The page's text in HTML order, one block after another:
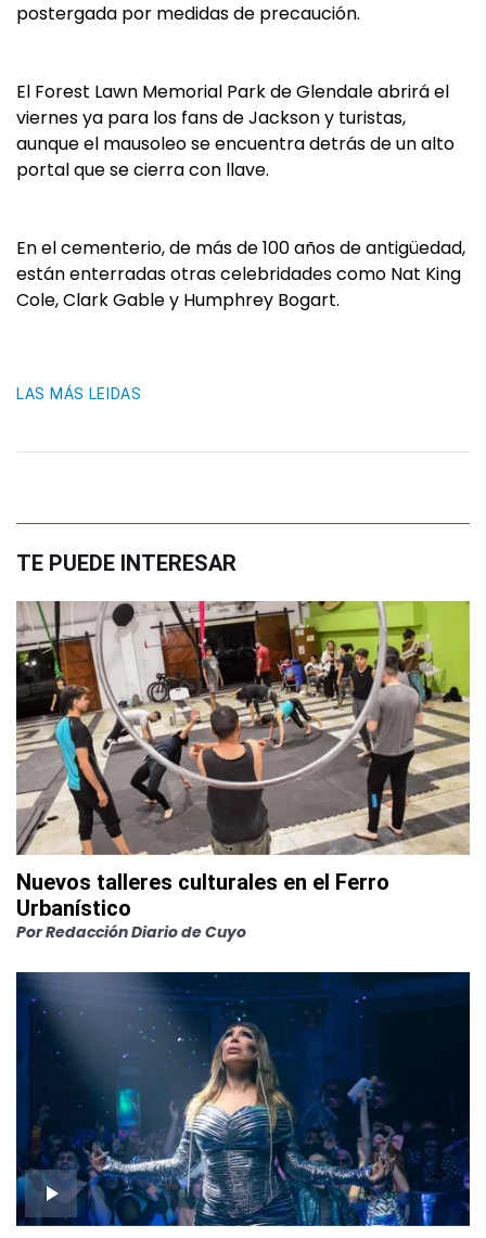
postergada por medidas de precaución.
El Forest Lawn Memorial Park de Glendale abrirá el
viernes ya para los fans de Jackson y turistas,
aunque el mausoleo se encuentra detrás de un alto
portal que se cierra con llave.
En el cementerio, de más de 100 años de antigüedad,
están enterradas otras celebridades como Nat King
Cole, Clark Gable y Humphrey Bogart.
LAS MÁS LEIDAS
TE PUEDE INTERESAR
Nuevos talleres culturales en el Ferro
Urbanístico
PorRedacción Diario de Cuyo